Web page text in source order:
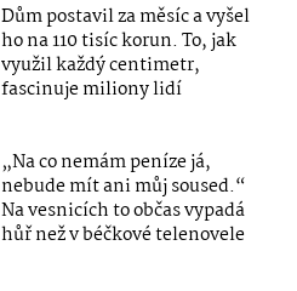
Dům postavil za měsíc a vyšel
ho na 110 tisíc korun. To, jak
využil každý centimetr,
fascinuje miliony lidí
„Na co nemám peníze já,
nebude mít ani můj soused.“
Na vesnicích to občas vypadá
hůř než v béčkové telenovele